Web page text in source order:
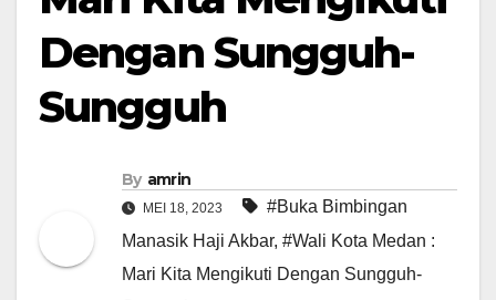
Dengan Sungguh-
Sungguh
By amrin
MEI 18, 2023
#Buka Bimbingan
Manasik Haji Akbar, #Wali Kota Medan :
Mari Kita Mengikuti Dengan Sungguh-